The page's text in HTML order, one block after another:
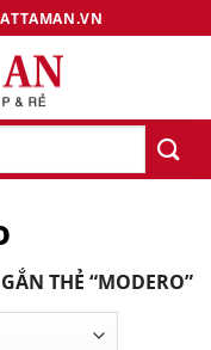
THẺ “MODERO”